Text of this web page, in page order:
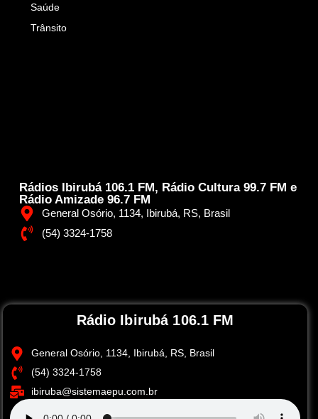
Rádios Ibirubá 106.1 FM, Rádio Cultura 99.7 FM e
Rádio Amizade 96.7 FM
General Osório, 1134, Ibirubá, RS, Brasil
(54) 3324-1758
Saúde
Trânsito
Rádio Ibirubá 106.1 FM
General Osório, 1134, Ibirubá, RS, Brasil
(54) 3324-1758
ibiruba@sistemaepu.com.br